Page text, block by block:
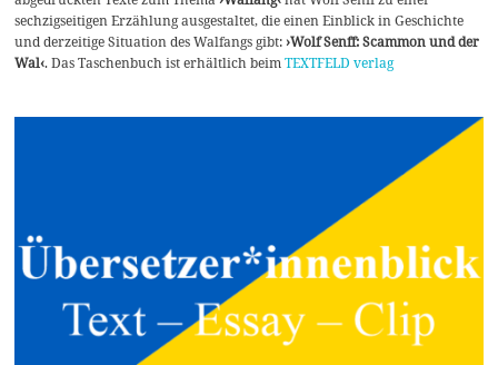
sechzigseitigen Erzählung ausgestaltet, die einen Einblick in Geschichte
und derzeitige Situation des Walfangs gibt:›Wolf Senff: Scammon und der
Wal‹. Das Taschenbuch ist erhältlich beimTEXTFELD verlag